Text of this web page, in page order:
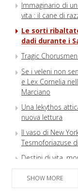
Immaginario di
vita : il cane di
Le sorti
dadi durante i
Tragic
Se i veleni non
e Lex Cornelia
Marciano
Una lekythos
nuova lettura
Il vaso di New
Tesmoforiazuse
Destini di vita,
inusuali vasi
Per una
SHOW MORE